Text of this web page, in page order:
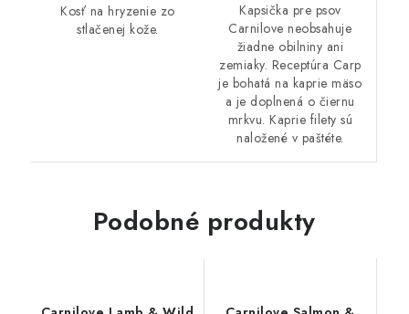
Kosť na hryzenie zo
stlačenej kože.
Kapsička pre psov
Carnilove neobsahuje
žiadne obilniny ani
zemiaky. Receptúra Carp
je bohatá na kaprie mäso
a je doplnená o čiernu
mrkvu. Kaprie filety sú
naložené v paštéte.
Podobné produkty